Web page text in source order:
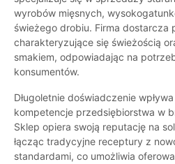
wyrobów mięsnych,
świeżego drobiu. Firma
charakteryzujące się świeżością
smakiem, odpowiadając na
konsumentów.
Długoletnie doświadczenie
kompetencje przedsiębiorstwa w
Sklep opiera swoją reputację na
łącząc tradycyjne receptury z
standardami, co umożliwia